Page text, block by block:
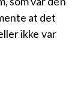
at det
ikke var